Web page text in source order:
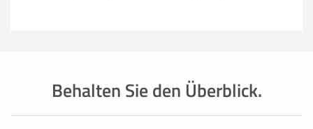
Behalten Sie den Überblick.